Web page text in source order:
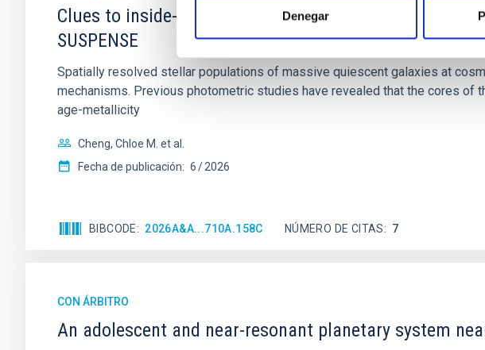
Denegar
Clues to inside-out quenching in quiescent galaxies
SUSPENSE
Spatially resolved stellar populations of massive quiescent galaxies at
mechanisms. Previous photometric studies have revealed that the cores
age-metallicity
Cheng, Chloe M. et al.
Fecha de publicación: 6 2026
BIBCODE 2026A&A...710A.158C NÚMERO DE CITAS 7
CON ÁRBITRO
An adolescent and near-resonant planetary system